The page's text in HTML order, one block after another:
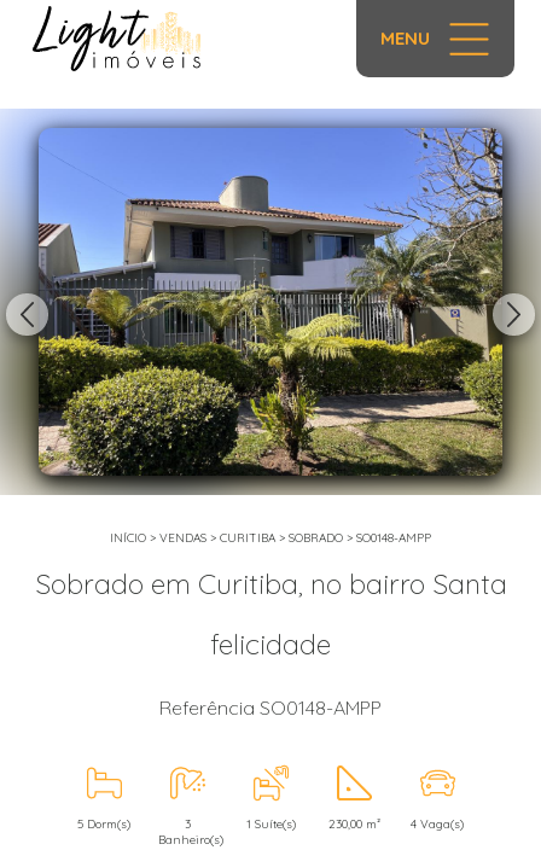
MENU
INÍCIO > VENDAS > CURITIBA > SOBRADO > SO0148-AMPP
Sobrado em Curitiba, no bairro Santa
felicidade
Referência SO0148-AMPP
5 Dorm(s)
3
Banheiro(s)
1 Suíte(s) 230,00 m² 4 Vaga(s)